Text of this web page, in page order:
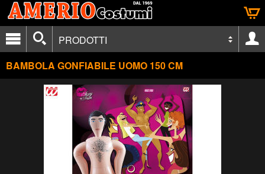
PRODOTTI
BAMBOLA GONFIABILE UOMO 150 CM